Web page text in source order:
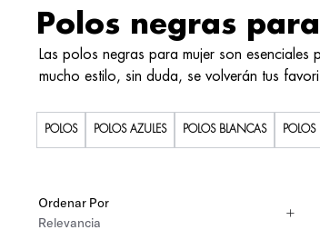
Polos negras
Las polos negras para mujer son
mucho estilo, sin duda, se volverán tus
POLOS POLOS AZULES POLOS BLANCAS POLOS
Ordenar Por
Relevancia